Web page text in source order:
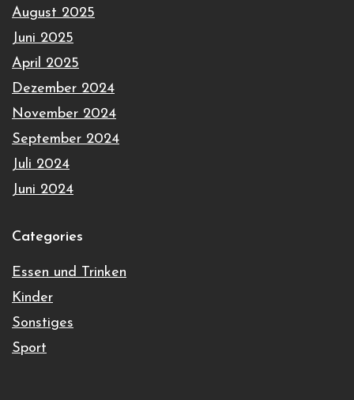
August 2025
Juni 2025
April 2025
Dezember 2024
November 2024
September 2024
Juli 2024
Juni 2024
Categories
Essen und Trinken
Kinder
Sonstiges
Sport